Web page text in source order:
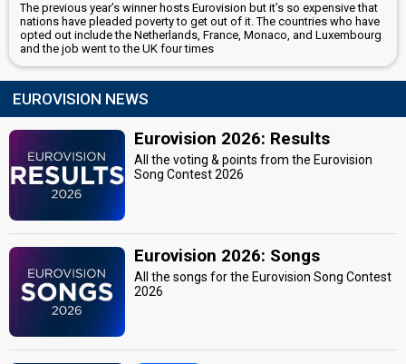
The previous year’s winner hosts Eurovision but it’s so expensive that
nations have pleaded poverty to get out of it. The countries who have
opted out include the Netherlands, France, Monaco, and Luxembourg
and the job went to the UK four times
EUROVISION NEWS
Eurovision 2026: Results
All the voting & points from the Eurovision
Song Contest 2026
Eurovision 2026: Songs
All the songs for the Eurovision Song Contest
2026